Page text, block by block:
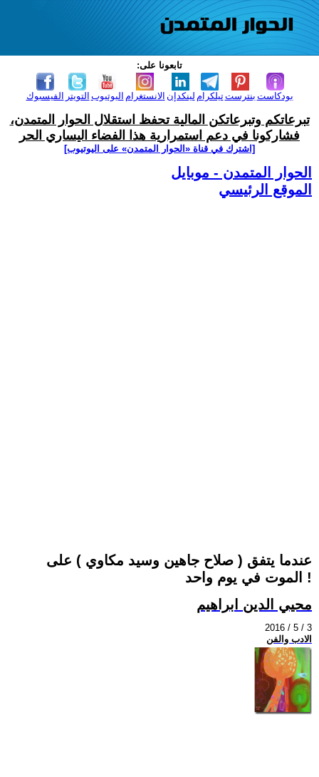
تابعونا على:
الفيسبوك التويتر اليوتيوب الانستغرام لينكدإن تيلكرامبنترست بودكاست
تبرعاتكم وتبرعاتكن المالية تحفظ استقلال الحوار المتمدن،
فشاركونا في دعم استمرارية هذا الفضاء اليساري الحر
[اشترك في قناة ‫«الحوار المتمدن» على اليوتيوب]
الحوار المتمدن - موبايل
الموقع الرئيسي
عندما يتفق ( صلاح جاهين وسيد مكاوي ) على
الموت في يوم واحد !
محيي الدين ابراهيم
2016 / 5 / 3
الادب والفن